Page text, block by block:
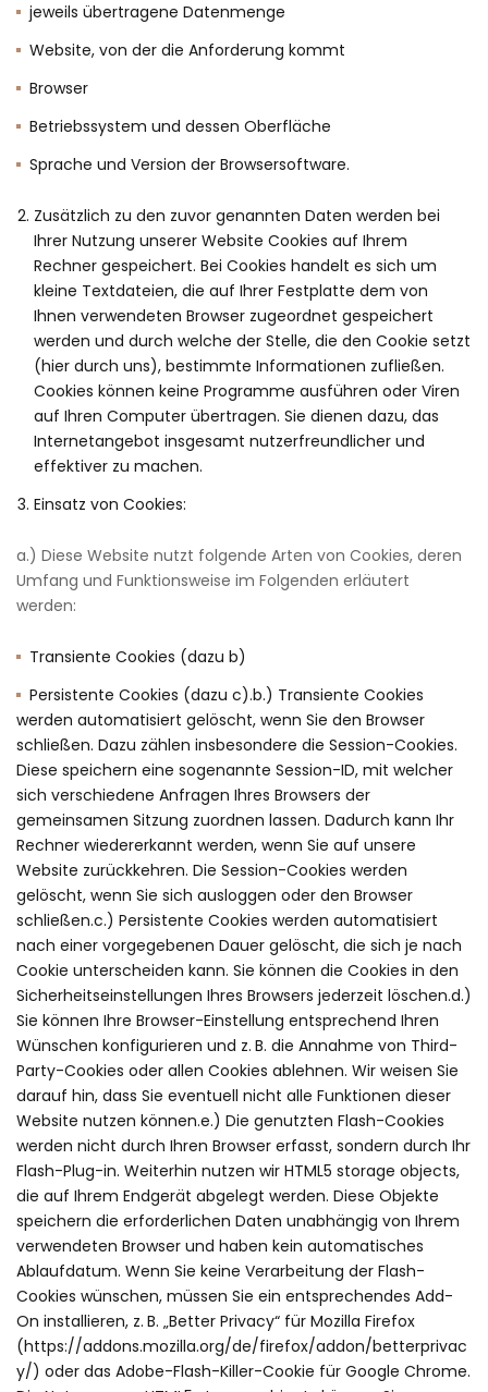
jeweils übertragene Datenmenge
Website, von der die Anforderung kommt
Browser
Betriebssystem und dessen Oberfläche
Sprache und Version der Browsersoftware.
Zusätzlich zu den zuvor genannten Daten werden bei
Ihrer Nutzung unserer Website Cookies auf Ihrem
Rechner gespeichert. Bei Cookies handelt es sich um
kleine Textdateien, die auf Ihrer Festplatte dem von
Ihnen verwendeten Browser zugeordnet gespeichert
werden und durch welche der Stelle, die den Cookie setzt
(hier durch uns), bestimmte Informationen zufließen.
Cookies können keine Programme ausführen oder Viren
auf Ihren Computer übertragen. Sie dienen dazu, das
Internetangebot insgesamt nutzerfreundlicher und
effektiver zu machen.
Einsatz von Cookies:
a.) Diese Website nutzt folgende Arten von Cookies, deren
Umfang und Funktionsweise im Folgenden erläutert
werden:
Transiente Cookies (dazu b)
Persistente Cookies (dazu c).b.) Transiente Cookies
werden automatisiert gelöscht, wenn Sie den Browser
schließen. Dazu zählen insbesondere die Session-Cookies.
Diese speichern eine sogenannte Session-ID, mit welcher
sich verschiedene Anfragen Ihres Browsers der
gemeinsamen Sitzung zuordnen lassen. Dadurch kann Ihr
Rechner wiedererkannt werden, wenn Sie auf unsere
Website zurückkehren. Die Session-Cookies werden
gelöscht, wenn Sie sich ausloggen oder den Browser
schließen.c.) Persistente Cookies werden automatisiert
nach einer vorgegebenen Dauer gelöscht, die sich je nach
Cookie unterscheiden kann. Sie können die Cookies in den
Sicherheitseinstellungen Ihres Browsers jederzeit löschen.d.)
Sie können Ihre Browser-Einstellung entsprechend Ihren
Wünschen konfigurieren und z. B. die Annahme von Third-
Party-Cookies oder allen Cookies ablehnen. Wir weisen Sie
darauf hin, dass Sie eventuell nicht alle Funktionen dieser
Website nutzen können.e.) Die genutzten Flash-Cookies
werden nicht durch Ihren Browser erfasst, sondern durch Ihr
Flash-Plug-in. Weiterhin nutzen wir HTML5 storage objects,
die auf Ihrem Endgerät abgelegt werden. Diese Objekte
speichern die erforderlichen Daten unabhängig von Ihrem
verwendeten Browser und haben kein automatisches
Ablaufdatum. Wenn Sie keine Verarbeitung der Flash-
Cookies wünschen, müssen Sie ein entsprechendes Add-
On installieren, z. B. „Better Privacy“ für Mozilla Firefox
(https://addons.mozilla.org/de/firefox/addon/betterprivac
y/) oder das Adobe-Flash-Killer-Cookie für Google Chrome.